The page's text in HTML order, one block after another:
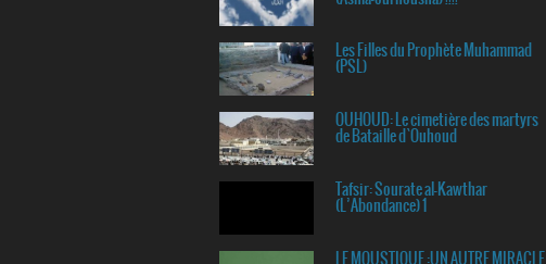
Les Filles du Prophète Muhammad
(PSL)
OUHOUD: Le cimetière des martyrs
de Bataille d`Ouhoud
Tafsir: Sourate al-Kawthar
(L’Abondance) 1
LE MOUSTIQUE :UN AUTRE MIRACLE